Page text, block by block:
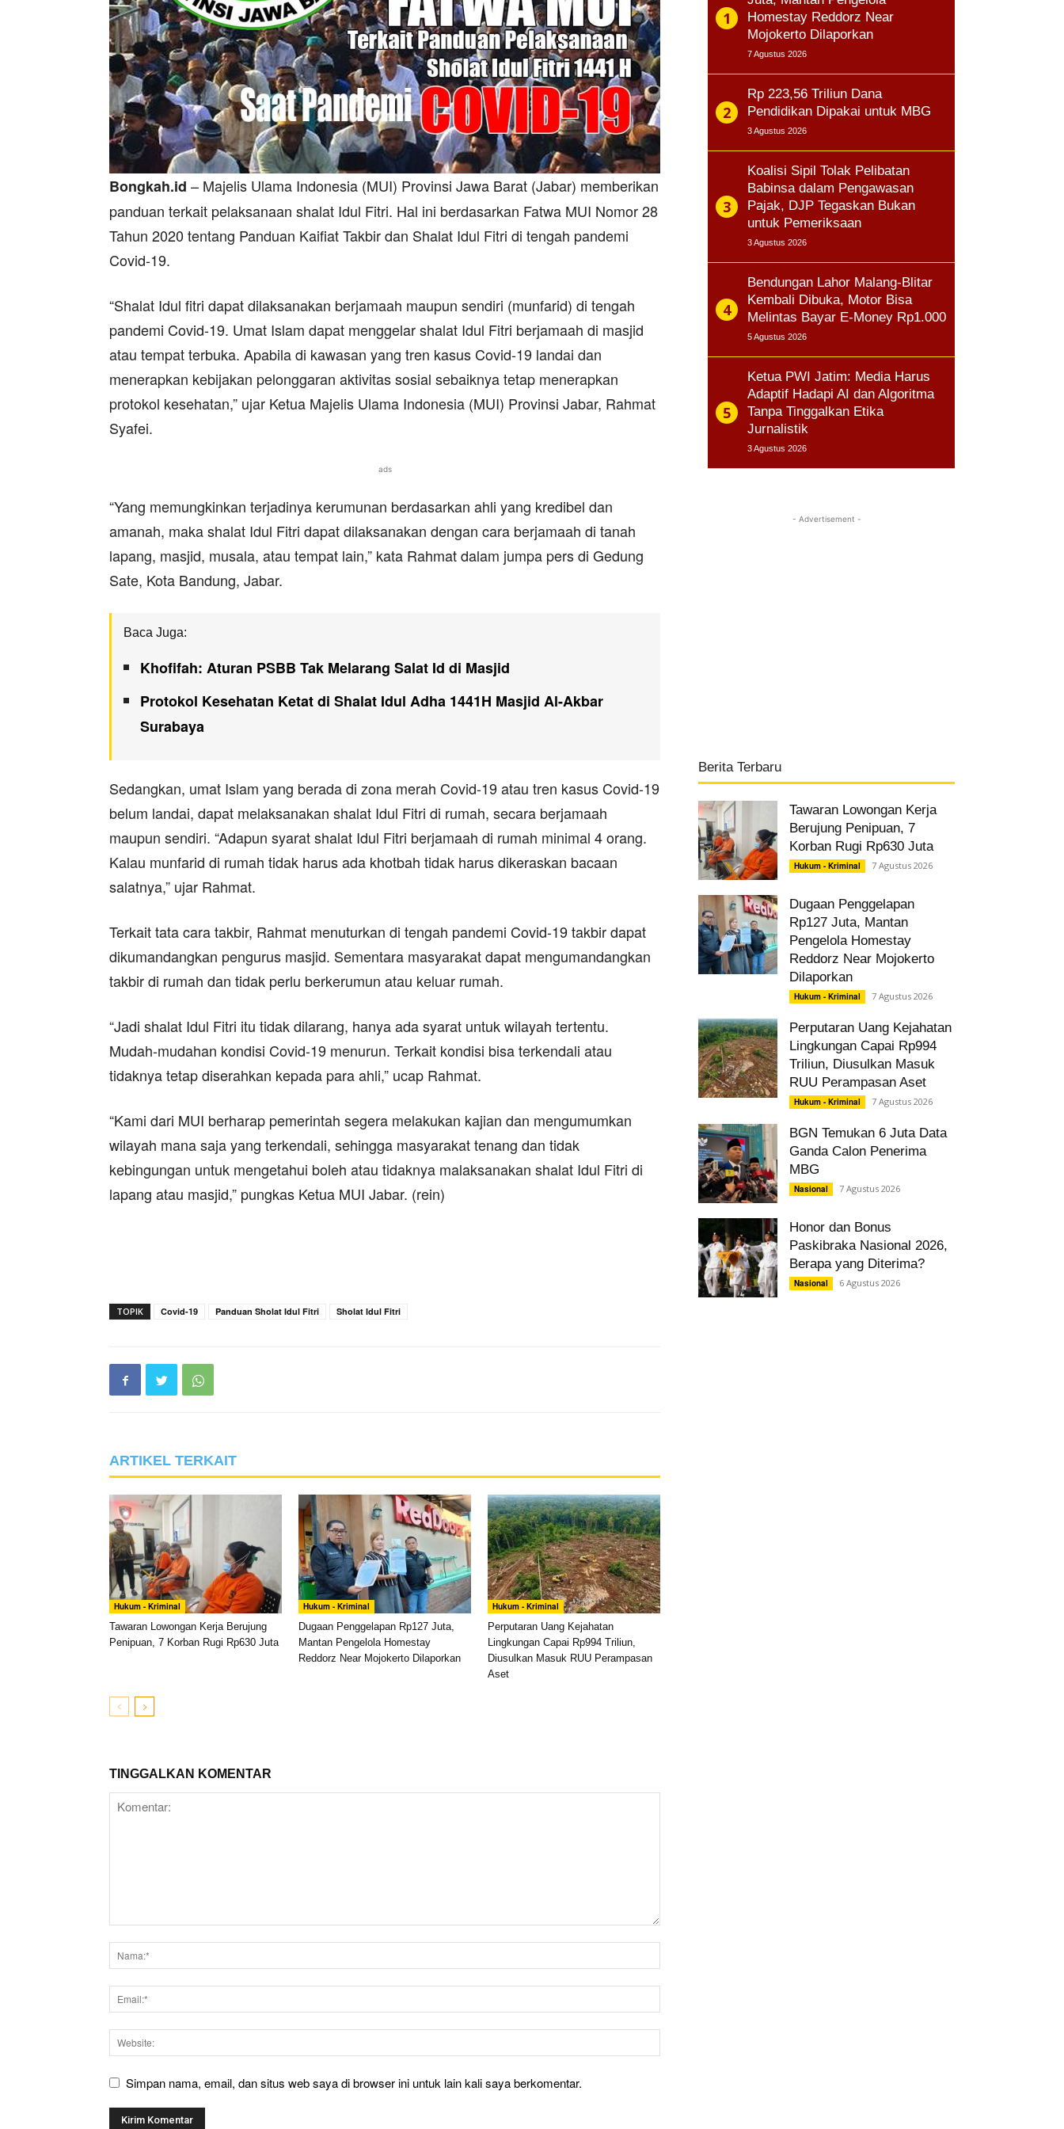
Bongkah.id – Majelis Ulama Indonesia (MUI) Provinsi Jawa Barat (Jabar) memberikan
panduan terkait pelaksanaan shalat Idul Fitri. Hal ini berdasarkan Fatwa MUI Nomor 28
Tahun 2020 tentang Panduan Kaifiat Takbir dan Shalat Idul Fitri di tengah pandemi
Covid-19.
“Shalat Idul fitri dapat dilaksanakan berjamaah maupun sendiri (munfarid) di tengah
pandemi Covid-19. Umat Islam dapat menggelar shalat Idul Fitri berjamaah di masjid
atau tempat terbuka. Apabila di kawasan yang tren kasus Covid-19 landai dan
menerapkan kebijakan pelonggaran aktivitas sosial sebaiknya tetap menerapkan
protokol kesehatan,” ujar Ketua Majelis Ulama Indonesia (MUI) Provinsi Jabar, Rahmat
Syafei.
ads
“Yang memungkinkan terjadinya kerumunan berdasarkan ahli yang kredibel dan
amanah, maka shalat Idul Fitri dapat dilaksanakan dengan cara berjamaah di tanah
lapang, masjid, musala, atau tempat lain,” kata Rahmat dalam jumpa pers di Gedung
Sate, Kota Bandung, Jabar.
Baca Juga:
Khofifah: Aturan PSBB Tak Melarang Salat Id di Masjid
Protokol Kesehatan Ketat di Shalat Idul Adha 1441H Masjid Al-Akbar
Surabaya
Sedangkan, umat Islam yang berada di zona merah Covid-19 atau tren kasus Covid-19
belum landai, dapat melaksanakan shalat Idul Fitri di rumah, secara berjamaah
maupun sendiri. “Adapun syarat shalat Idul Fitri berjamaah di rumah minimal 4 orang.
Kalau munfarid di rumah tidak harus ada khotbah tidak harus dikeraskan bacaan
salatnya,” ujar Rahmat.
Terkait tata cara takbir, Rahmat menuturkan di tengah pandemi Covid-19 takbir dapat
dikumandangkan pengurus masjid. Sementara masyarakat dapat mengumandangkan
takbir di rumah dan tidak perlu berkerumun atau keluar rumah.
“Jadi shalat Idul Fitri itu tidak dilarang, hanya ada syarat untuk wilayah tertentu.
Mudah-mudahan kondisi Covid-19 menurun. Terkait kondisi bisa terkendali atau
tidaknya tetap diserahkan kepada para ahli,” ucap Rahmat.
“Kami dari MUI berharap pemerintah segera melakukan kajian dan mengumumkan
wilayah mana saja yang terkendali, sehingga masyarakat tenang dan tidak
kebingungan untuk mengetahui boleh atau tidaknya malaksanakan shalat Idul Fitri di
lapang atau masjid,” pungkas Ketua MUI Jabar. (rein)
TOPIK Covid-19 Panduan Sholat Idul Fitri Sholat Idul Fitri
ARTIKEL TERKAIT
Hukum - Kriminal
Tawaran Lowongan Kerja Berujung
Penipuan, 7 Korban Rugi Rp630 Juta
Hukum - Kriminal
Dugaan Penggelapan Rp127 Juta,
Mantan Pengelola Homestay
Reddorz Near Mojokerto Dilaporkan
Hukum - Kriminal
Perputaran Uang Kejahatan
Lingkungan Capai Rp994 Triliun,
Diusulkan Masuk RUU Perampasan
Aset
TINGGALKAN KOMENTAR
Simpan nama, email, dan situs web saya di browser ini untuk lain kali saya berkomentar.
Homestay Reddorz Near
Mojokerto Dilaporkan
7 Agustus 2026
Rp 223,56 Triliun Dana
Pendidikan Dipakai untuk MBG
3 Agustus 2026
Koalisi Sipil Tolak Pelibatan
Babinsa dalam Pengawasan
Pajak, DJP Tegaskan Bukan
untuk Pemeriksaan
3 Agustus 2026
Bendungan Lahor Malang-Blitar
Kembali Dibuka, Motor Bisa
Melintas Bayar E-Money Rp1.000
5 Agustus 2026
Ketua PWI Jatim: Media Harus
Adaptif Hadapi AI dan Algoritma
Tanpa Tinggalkan Etika
Jurnalistik
3 Agustus 2026
- Advertisement -
Berita Terbaru
Tawaran Lowongan Kerja
Berujung Penipuan, 7
Korban Rugi Rp630 Juta
Hukum - Kriminal 7 Agustus 2026
Dugaan Penggelapan
Rp127 Juta, Mantan
Pengelola Homestay
Reddorz Near Mojokerto
Dilaporkan
Hukum - Kriminal 7 Agustus 2026
Perputaran Uang Kejahatan
Lingkungan Capai Rp994
Triliun, Diusulkan Masuk
RUU Perampasan Aset
Hukum - Kriminal 7 Agustus 2026
BGN Temukan 6 Juta Data
Ganda Calon Penerima
MBG
Nasional 7 Agustus 2026
Honor dan Bonus
Paskibraka Nasional 2026,
Berapa yang Diterima?
Nasional 6 Agustus 2026